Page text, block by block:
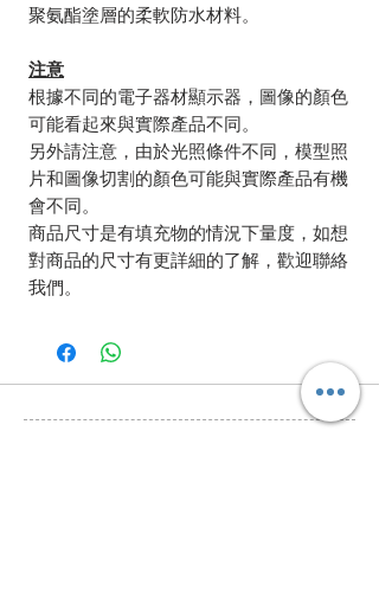
聚氨酯塗層的柔軟防水材料。
注意
根據不同的電子器材顯示器，圖像的顏色
可能看起來與實際產品不同。
另外請注意，由於光照條件不同，模型照
片和圖像切割的顏色可能與實際產品有機
會不同。
商品尺寸是有填充物的情況下量度，如想
對商品的尺寸有更詳細的了解，歡迎聯絡
我們。